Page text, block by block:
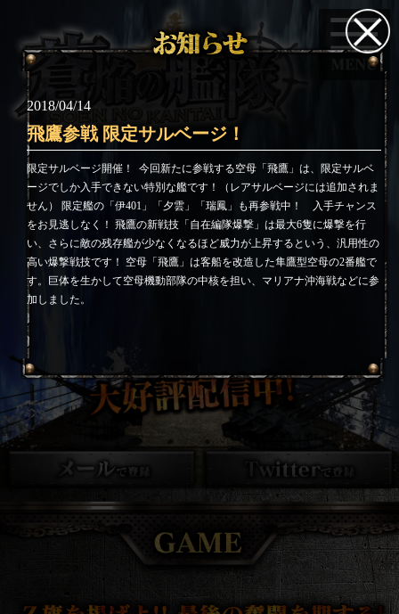
2018/04/14
飛鷹参戦 限定サルベージ！
限定サルベージ開催！
今回新たに参戦する空母「飛鷹」は、限定サルベ
ージでしか入手できない特別な艦です！（レアサルベージには追加されま
せん） 限定艦の「伊401」「夕雲」「瑞鳳」も再参戦中！ 入手チャンス
をお見逃しなく！ 飛鷹の新戦技「自在編隊爆撃」は最大6隻に爆撃を行
い、さらに敵の残存艦が少なくなるほど威力が上昇するという、汎用性の
高い爆撃戦技です！ 空母「飛鷹」は客船を改造した隼鷹型空母の2番艦で
す。巨体を生かして空母機動部隊の中核を担い、マリアナ沖海戦などに参
加しました。